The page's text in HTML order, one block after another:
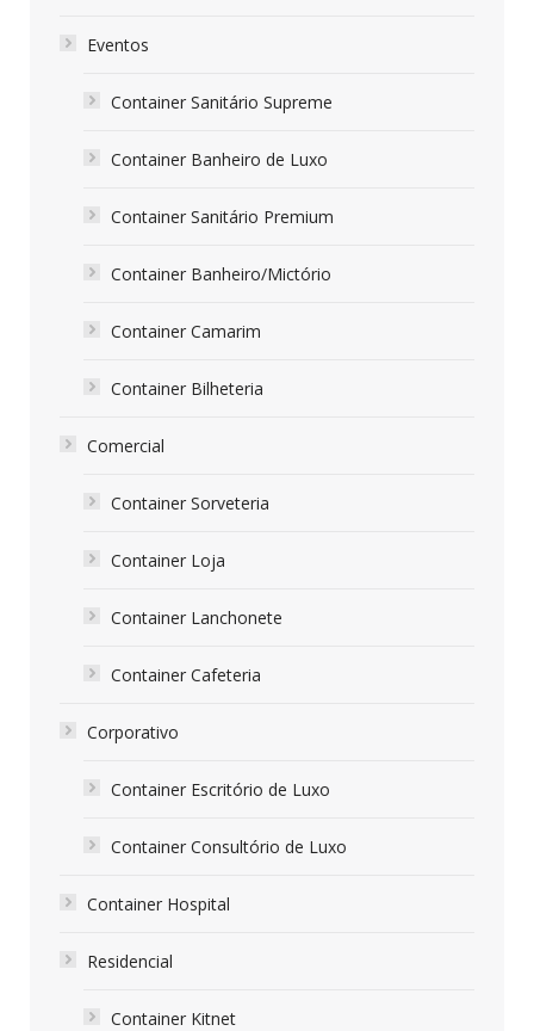
Eventos
Container Sanitário Supreme
Container Banheiro de Luxo
Container Sanitário Premium
Container Banheiro/Mictório
Container Camarim
Container Bilheteria
Comercial
Container Sorveteria
Container Loja
Container Lanchonete
Container Cafeteria
Corporativo
Container Escritório de Luxo
Container Consultório de Luxo
Container Hospital
Residencial
Container Kitnet